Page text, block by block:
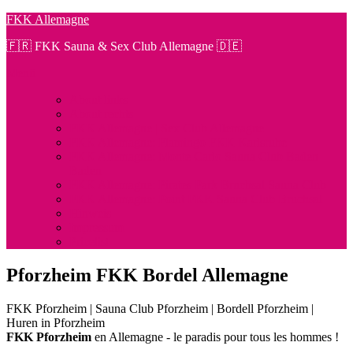
Zum
springen
FKK Allemagne
🇫🇷 FKK Sauna & Sex Club Allemagne 🇩🇪
Pforzheim FKK Bordel Allemagne
FKK Pforzheim | Sauna Club Pforzheim | Bordell Pforzheim |
Huren in Pforzheim
FKK Pforzheim en Allemagne - le paradis pour tous les hommes !